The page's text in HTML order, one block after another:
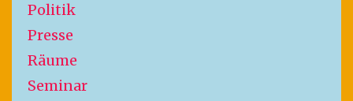
Politik
Presse
Räume
Seminar